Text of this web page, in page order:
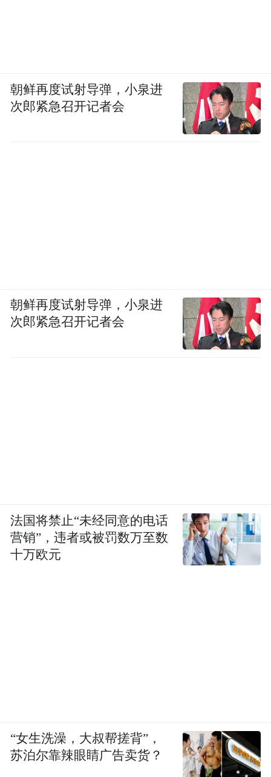
朝鲜再度试射导弹，小泉进
次郎紧急召开记者会
朝鲜再度试射导弹，小泉进
次郎紧急召开记者会
法国将禁止“未经同意的电话
营销”，违者或被罚数万至数
十万欧元
“女生洗澡，大叔帮搓背”，
苏泊尔靠辣眼睛广告卖货？